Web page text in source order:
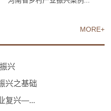
MORE+
兴
兴之基础
复兴—...